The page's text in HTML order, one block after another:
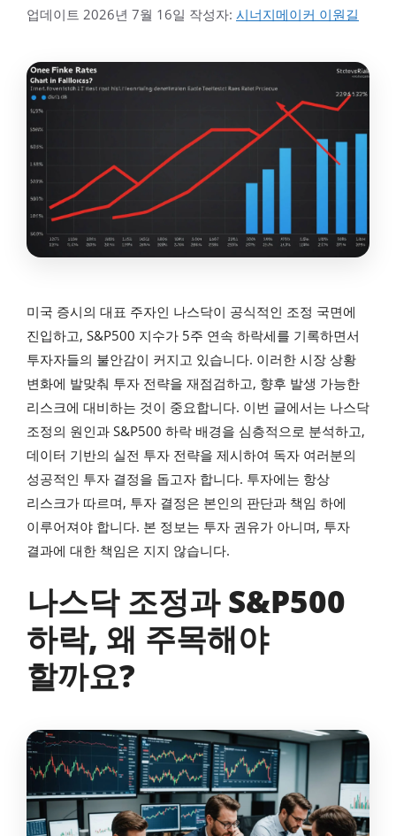
업데이트 2026년 7월 16일 작성자: 시너지메이커 이원길
미국 증시의 대표 주자인 나스닥이 공식적인 조정 국면에
진입하고, S&P500 지수가 5주 연속 하락세를 기록하면서
투자자들의 불안감이 커지고 있습니다. 이러한 시장 상황
변화에 발맞춰 투자 전략을 재점검하고, 향후 발생 가능한
리스크에 대비하는 것이 중요합니다. 이번 글에서는 나스닥
조정의 원인과 S&P500 하락 배경을 심층적으로 분석하고,
데이터 기반의 실전 투자 전략을 제시하여 독자 여러분의
성공적인 투자 결정을 돕고자 합니다. 투자에는 항상
리스크가 따르며, 투자 결정은 본인의 판단과 책임 하에
이루어져야 합니다. 본 정보는 투자 권유가 아니며, 투자
결과에 대한 책임은 지지 않습니다.
나스닥 조정과 S&P500
하락, 왜 주목해야
할까요?